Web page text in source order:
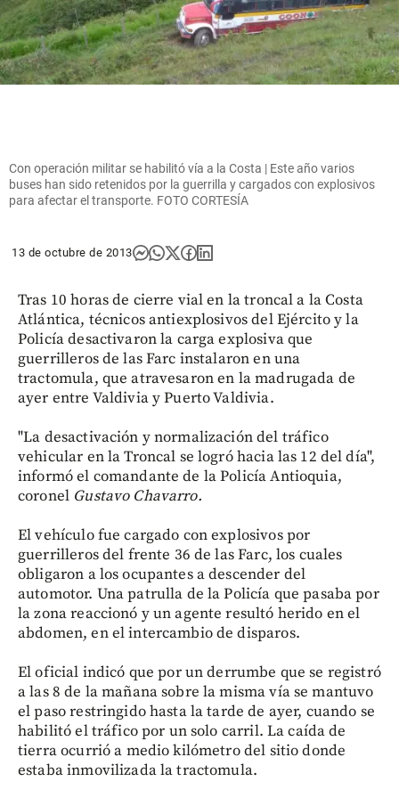
Con operación militar se habilitó vía a la Costa | Este año varios
buses han sido retenidos por la guerrilla y cargados con explosivos
para afectar el transporte. FOTO CORTESÍA
13 de octubre de 2013
Tras 10 horas de cierre vial en la troncal a la Costa
Atlántica, técnicos antiexplosivos del Ejército y la
Policía desactivaron la carga explosiva que
guerrilleros de las Farc instalaron en una
tractomula, que atravesaron en la madrugada de
ayer entre Valdivia y Puerto Valdivia.
"La desactivación y normalización del tráfico
vehicular en la Troncal se logró hacia las 12 del día",
informó el comandante de la Policía Antioquia,
coronel Gustavo Chavarro.
El vehículo fue cargado con explosivos por
guerrilleros del frente 36 de las Farc, los cuales
obligaron a los ocupantes a descender del
automotor. Una patrulla de la Policía que pasaba por
la zona reaccionó y un agente resultó herido en el
abdomen, en el intercambio de disparos.
El oficial indicó que por un derrumbe que se registró
a las 8 de la mañana sobre la misma vía se mantuvo
el paso restringido hasta la tarde de ayer, cuando se
habilitó el tráfico por un solo carril. La caída de
tierra ocurrió a medio kilómetro del sitio donde
estaba inmovilizada la tractomula.